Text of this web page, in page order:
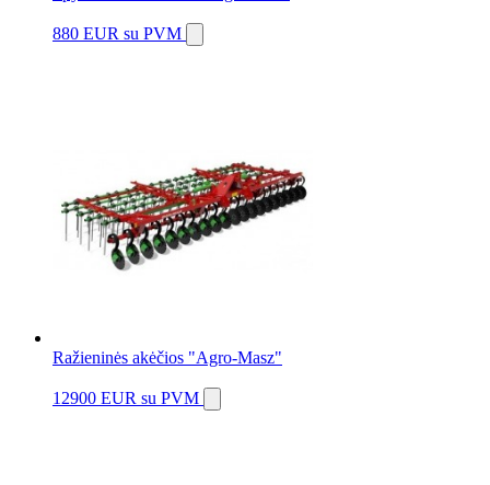
880 EUR su PVM
Ražieninės akėčios "Agro-Masz"
12900 EUR su PVM